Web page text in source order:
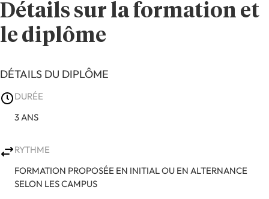
Détails sur la formation et
le diplôme
DÉTAILS DU DIPLÔME
DURÉE
3 ANS
RYTHME
FORMATION PROPOSÉE EN INITIAL OU EN ALTERNANCE
SELON LES CAMPUS